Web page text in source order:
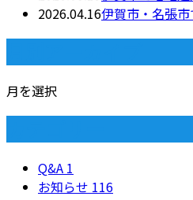
2026.04.16伊賀市・名張
月を選択
Q&A 1
お知らせ 116